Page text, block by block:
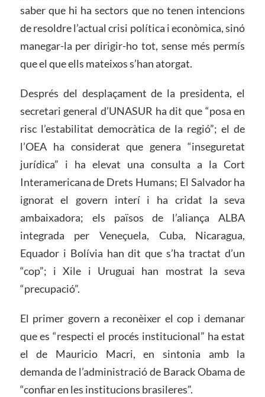
saber que hi ha sectors que no tenen intencions
de resoldre l’actual crisi política i econòmica, sinó
manegar-la per dirigir-ho tot, sense més permís
que el que ells mateixos s’han atorgat.
Després del desplaçament de la presidenta, el
secretari general d’UNASUR ha dit que “posa en
risc l’estabilitat democràtica de la regió”; el de
l’OEA ha considerat que genera “inseguretat
jurídica” i ha elevat una consulta a la Cort
Interamericana de Drets Humans; El Salvador ha
ignorat el govern interí i ha cridat la seva
ambaixadora; els països de l’aliança ALBA
integrada per Veneçuela, Cuba, Nicaragua,
Equador i Bolívia han dit que s’ha tractat d’un
“cop”; i Xile i Uruguai han mostrat la seva
“precupació”.
El primer govern a reconèixer el cop i demanar
que es “respecti el procés institucional” ha estat
el de Mauricio Macri, en sintonia amb la
demanda de l’administració de Barack Obama de
“confiar en les institucions brasileres”.